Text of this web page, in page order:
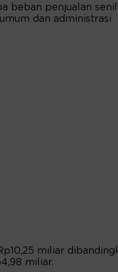
beban penjualan
dan administrasi
miliar
miliar.